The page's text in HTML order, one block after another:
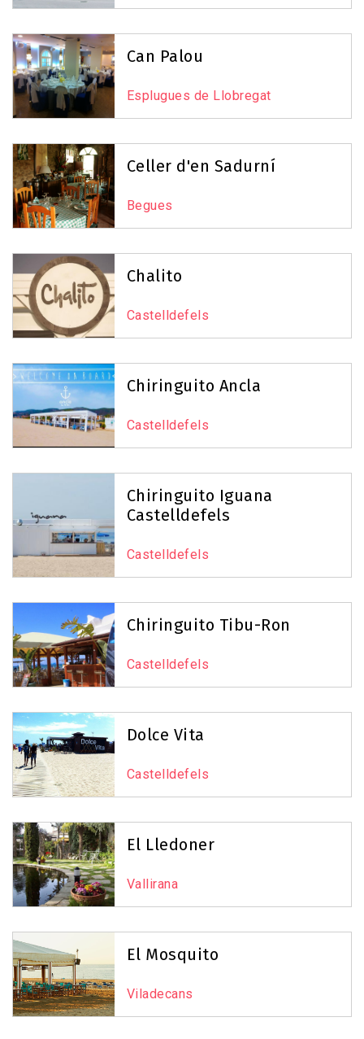
Can Palou
Esplugues de Llobregat
Celler d'en Sadurní
Begues
Chalito
Castelldefels
Chiringuito Ancla
Castelldefels
Chiringuito Iguana
Castelldefels
Castelldefels
Chiringuito Tibu-Ron
Castelldefels
Dolce Vita
Castelldefels
El Lledoner
Vallirana
El Mosquito
Viladecans